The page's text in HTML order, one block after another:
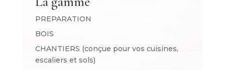
PREPARATION
BOIS
CHANTIERS (conçue pour vos cuisines,
escaliers et sols)